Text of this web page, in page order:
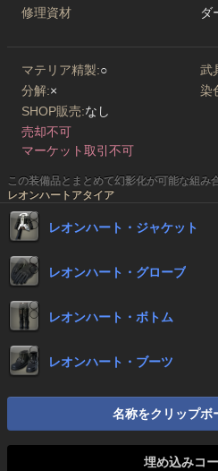
修理資材
ダ
マテリア精製:○ 武
分解:× 染
SHOP販売:なし
売却不可
マーケット取引不可
この装備品とまとめて幻影化が可能な組み
レオンハートアタイア
レオンハート・ジャケット
レオンハート・グローブ
レオンハート・ボトム
レオンハート・ブーツ
名称をクリップボ
埋め込みコ